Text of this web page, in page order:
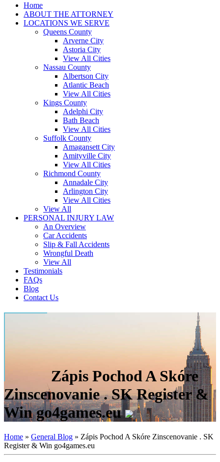
Home
ABOUT THE ATTORNEY
LOCATIONS WE SERVE
Queens County
Arverne City
Astoria City
View All Cities
Nassau County
Albertson City
Atlantic Beach
View All Cities
Kings County
Adelphi City
Bath Beach
View All Cities
Suffolk County
Amagansett City
Amityville City
View All Cities
Richmond County
Annadale City
Arlington City
View All Cities
View All
PERSONAL INJURY LAW
An Overview
Car Accidents
Slip & Fall Accidents
Wrongful Death
View All
Testimonials
FAQs
Blog
Contact Us
Zápis Pochod A Skóre
Zinscenovanie . SK Register &
Win go4games.eu
Home » General Blog » Zápis Pochod A Skóre Zinscenovanie . SK
Register & Win go4games.eu